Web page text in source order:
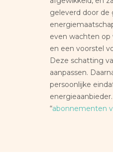
geleverd door de
even wachten
en een voorstel
Deze schatting
aanpassen.
persoonlijke
“abonnementen